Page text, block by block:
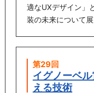
適なUXデザイン」
装の未来について展
第29回
イグノーベ
える技術